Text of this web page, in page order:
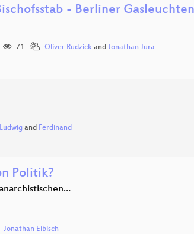
- Berliner
71 Oliver Rudzickand Jonathan Jura
Ludwig and Ferdinand
Politik?
Jonathan Eibisch